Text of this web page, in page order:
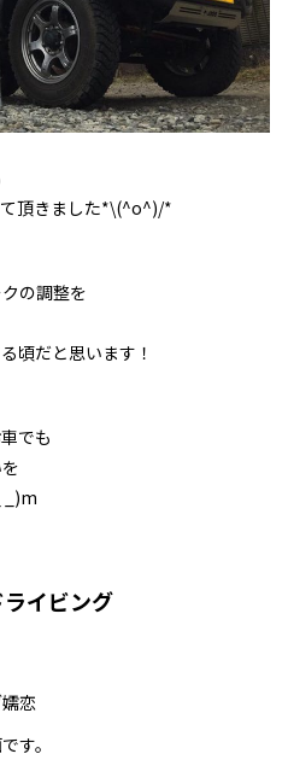
て頂きました*\(^o^)/*
の調整を
頃だと思います！
でも
_)m
ライビング
恋
す。